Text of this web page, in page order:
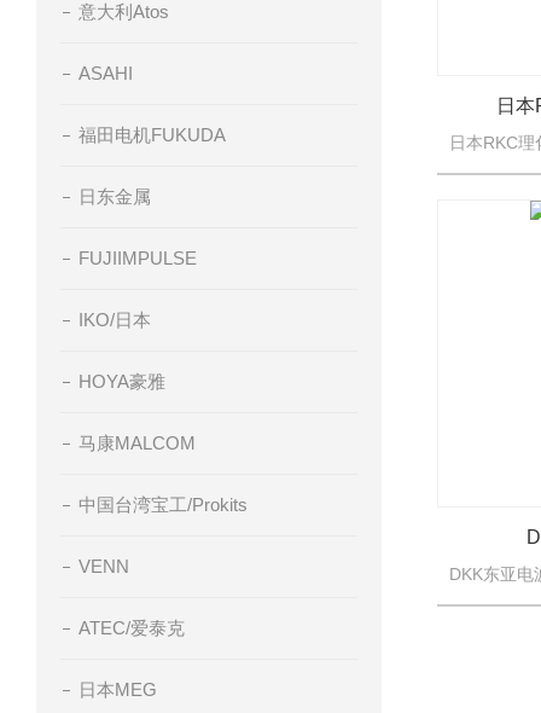
意大利Atos
ASAHI
福田电机FUKUDA
日东金属
FUJIIMPULSE
IKO/日本
HOYA豪雅
马康MALCOM
中国台湾宝工/Prokits
VENN
ATEC/爱泰克
日本MEG
日